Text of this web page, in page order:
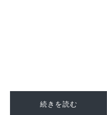
続きを読む